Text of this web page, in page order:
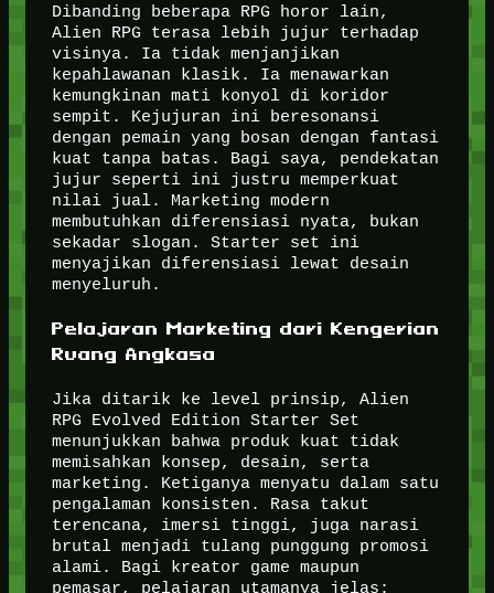
Dibanding beberapa RPG horor lain,
Alien RPG terasa lebih jujur terhadap
visinya. Ia tidak menjanjikan
kepahlawanan klasik. Ia menawarkan
kemungkinan mati konyol di koridor
sempit. Kejujuran ini beresonansi
dengan pemain yang bosan dengan fantasi
kuat tanpa batas. Bagi saya, pendekatan
jujur seperti ini justru memperkuat
nilai jual. Marketing modern
membutuhkan diferensiasi nyata, bukan
sekadar slogan. Starter set ini
menyajikan diferensiasi lewat desain
menyeluruh.
Pelajaran Marketing dari Kengerian
Ruang Angkasa
Jika ditarik ke level prinsip, Alien
RPG Evolved Edition Starter Set
menunjukkan bahwa produk kuat tidak
memisahkan konsep, desain, serta
marketing. Ketiganya menyatu dalam satu
pengalaman konsisten. Rasa takut
terencana, imersi tinggi, juga narasi
brutal menjadi tulang punggung promosi
alami. Bagi kreator game maupun
pemasar, pelajaran utamanya jelas: